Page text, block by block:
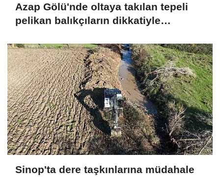
Azap Gölü'nde oltaya takılan tepeli
pelikan balıkçıların dikkatiyle
Sinop'ta dere taşkınlarına müdahale